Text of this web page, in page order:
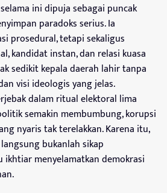
ini dipuja sebagai puncak
paradoks serius. Ia
prosedural, tetapi sekaligus
kandidat instan, dan relasi kuasa
sedikit kepala daerah lahir tanpa
visi ideologis yang jelas.
dalam ritual elektoral lima
semakin membumbung, korupsi
nyaris tak terelakkan. Karena itu,
bukanlah sikap
menyelamatkan demokrasi